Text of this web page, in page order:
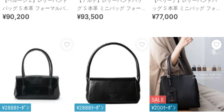
バッグ S 本革 フォーマルバッ
グ（商品番号：P25-20708）
¥90,200
グ S 本革 ミニバッグ フォーマ
ルバッグ（商品番号：P25－
¥93,500
ッグ S 本革 ミニバッグ フォー
マルバッグ（商品番号：P25-
¥77,000
¥2888ｸｰﾎﾟﾝ ¥2888ｸｰﾎﾟﾝ
SALE
¥200ｸｰﾎﾟﾝ